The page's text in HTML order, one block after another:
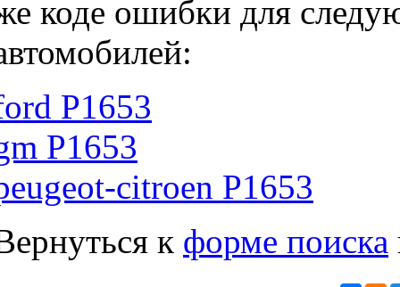
коде ошибки для
P1653
P1653
citroen P1653
к форме поиска